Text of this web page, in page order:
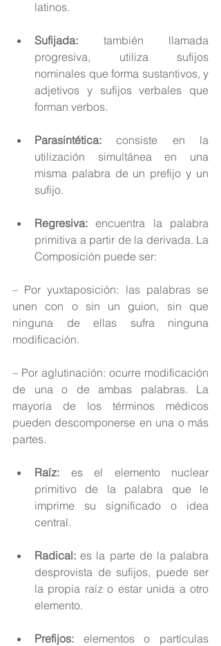
latinos.
Sufijada: también llamada
progresiva, utiliza sufijos
nominales que forma sustantivos, y
adjetivos y sufijos verbales que
forman verbos.
Parasintética: consiste en la
utilización simultánea en una
misma palabra de un prefijo y un
sufijo.
Regresiva: encuentra la palabra
primitiva a partir de la derivada. La
Composición puede ser:
– Por yuxtaposición: las palabras se
unen con o sin un guion, sin que
ninguna de ellas sufra ninguna
modificación.
– Por aglutinación: ocurre modificación
de una o de ambas palabras. La
mayoría de los términos médicos
pueden descomponerse en una o más
partes.
Raíz: es el elemento nuclear
primitivo de la palabra que le
imprime su significado o idea
central.
Radical: es la parte de la palabra
desprovista de sufijos, puede ser
la propia raíz o estar unida a otro
elemento.
Prefijos: elementos o partículas